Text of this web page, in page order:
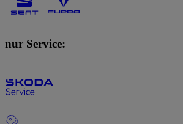
nur Service: